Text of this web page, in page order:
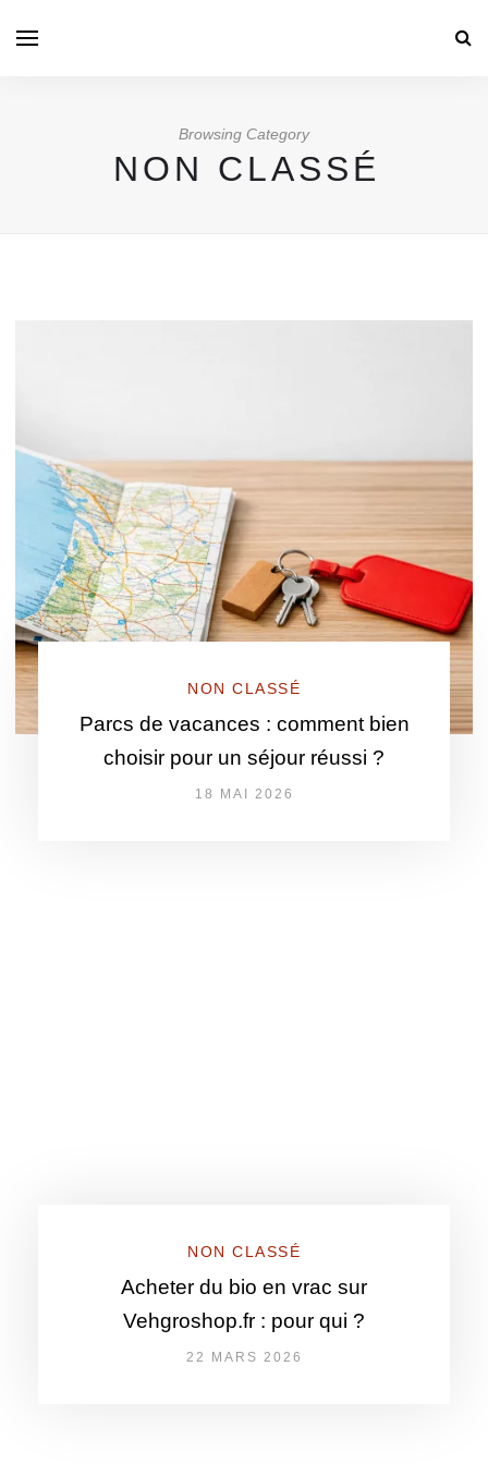
Browsing Category
NON CLASSÉ
NON CLASSÉ
Parcs de vacances : comment bien
choisir pour un séjour réussi ?
18 MAI 2026
NON CLASSÉ
Acheter du bio en vrac sur
Vehgroshop.fr : pour qui ?
22 MARS 2026